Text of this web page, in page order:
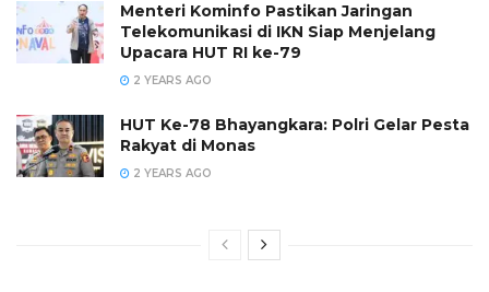
Menteri Kominfo Pastikan Jaringan
Telekomunikasi di IKN Siap Menjelang
Upacara HUT RI ke-79
2 YEARS AGO
HUT Ke-78 Bhayangkara: Polri Gelar Pesta
Rakyat di Monas
2 YEARS AGO